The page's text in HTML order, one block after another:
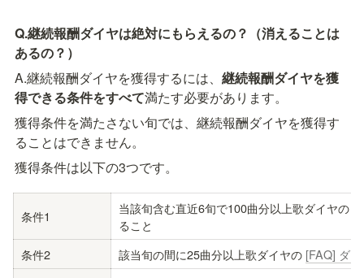
Q.継続報酬ダイヤは絶対にもらえるの？（消えることは
あるの？）
A.継続報酬ダイヤを獲得するには、 継続報酬ダイヤを獲
得できる条件をすべて満たす必要があります。
獲得条件を満たさない旬では、継続報酬ダイヤを獲得す
ることはできません。
獲得条件は以下の3つです。
条件1 当該旬含む直近6旬で100曲分以上歌ダイヤの
ること
条件2
該当旬の間に25曲分以上歌ダイヤの [FAQ] ダ